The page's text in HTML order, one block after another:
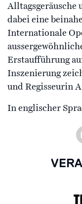
Alltagsgeräusche
dabei eine
Internationale
Erstaufführung
Inszenierung
und Regisseurin
In englischer